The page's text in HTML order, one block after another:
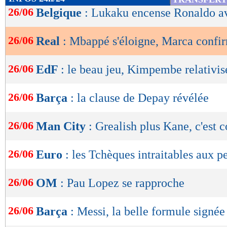
de
lecture
OK
26/06 Belgique : Lukaku encense Ronaldo
26/06 Real : Mbappé s'éloigne, Marca
26/06 EdF : le beau jeu, Kimpembe
26/06 Barça : la clause de Depay révélée
26/06 Man City : Grealish plus Kane, c'est
26/06 Euro : les Tchèques intraitables aux
26/06 OM : Pau Lopez se rapproche
26/06 Barça : Messi, la belle formule